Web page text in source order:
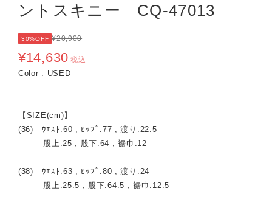
ントスキニー CQ-47013
30%OFF ¥20,900
¥14,630 税込
Color : USED
【SIZE(cm)】
(36) ｳｴｽﾄ:60 , ﾋｯﾌﾟ:77 , 渡り:22.5
股上:25 , 股下:64 , 裾巾:12
(38) ｳｴｽﾄ:63 , ﾋｯﾌﾟ:80 , 渡り:24
股上:25.5 , 股下:64.5 , 裾巾:12.5